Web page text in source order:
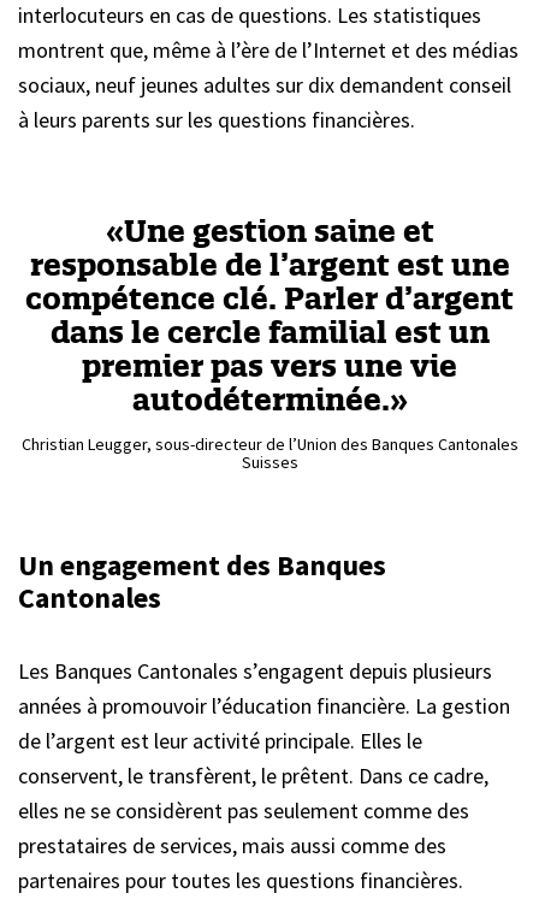
interlocuteurs en cas de questions. Les statistiques
montrent que, même à l’ère de l’Internet et des médias
sociaux, neuf jeunes adultes sur dix demandent conseil
à leurs parents sur les questions financières.
«Une gestion saine et
responsable de l’argent est une
compétence clé. Parler d’argent
dans le cercle familial est un
premier pas vers une vie
autodéterminée.»
Christian Leugger, sous-directeur de l’Union des Banques Cantonales
Suisses
Un engagement des Banques
Cantonales
Les Banques Cantonales s’engagent depuis plusieurs
années à promouvoir l’éducation financière. La gestion
de l’argent est leur activité principale. Elles le
conservent, le transfèrent, le prêtent. Dans ce cadre,
elles ne se considèrent pas seulement comme des
prestataires de services, mais aussi comme des
partenaires pour toutes les questions financières.